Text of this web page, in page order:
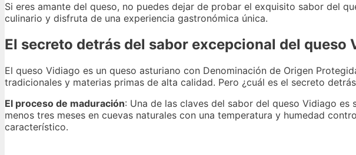
Si eres amante del queso, no puedes dejar de probar el exquisito sabor del
culinario y disfruta de una experiencia gastronómica única.
El secreto detrás del sabor excepcional del queso
El queso Vidiago es un queso asturiano con Denominación de Origen
tradicionales y materias primas de alta calidad. Pero ¿cuál es el secreto
El proceso de maduración: Una de las claves del sabor del queso Vidiago
menos tres meses en cuevas naturales con una temperatura y humedad
característico.